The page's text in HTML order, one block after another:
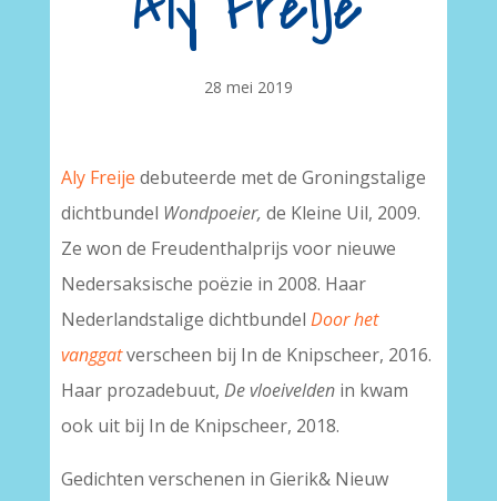
28 mei 2019
Aly Freije debuteerde met de Groningstalige
dichtbundel Wondpoeier, de Kleine Uil, 2009.
Ze won de Freudenthalprijs voor nieuwe
Nedersaksische poëzie in 2008. Haar
Nederlandstalige dichtbundel Door het
vanggatverscheen bij In de Knipscheer, 2016.
Haar prozadebuut, De vloeiveldenin kwam
ook uit bij In de Knipscheer, 2018.
Gedichten verschenen in Gierik& Nieuw